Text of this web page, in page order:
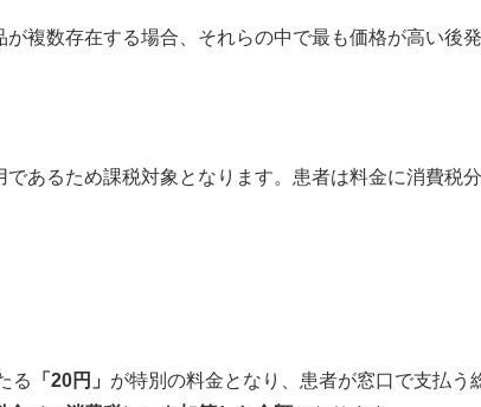
複数存在する場合、それらの中で最も価格が高い後
であるため課税対象となります。患者は料金に消費税
る 「20円」 が特別の料金となり、患者が窓口で支払う